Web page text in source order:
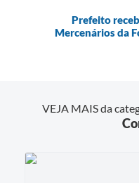
Prefeito
Mercenários da
VEJA MAIS da